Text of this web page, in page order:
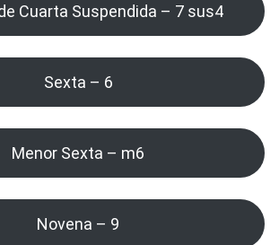
Cuarta Suspendida – 7 sus4
Sexta – 6
Menor Sexta – m6
Novena – 9